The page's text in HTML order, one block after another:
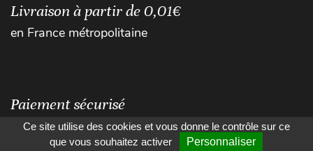
Livraison à partir de 0,01€
en France métropolitaine
Paiement sécurisé
Ce site utilise des cookies et vous donne le contrôle sur ce
que vous souhaitez activer
Personnaliser